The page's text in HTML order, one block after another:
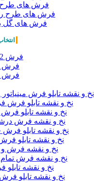
فرش های طرح
فرش های طرح
فرش های گل
فرش 12 متری
فرش 9 متری
فرش 6 متری
نخ و نقشه تابلو فرش مینیاتور
نخ و نقشه تابلو فرش
نخ و نقشه تابلو
نخ و نقشه فرش
نخ و نقشه تابلو فرش
نخ و نقشه تابلو
نخ و نقشه فرش و
نخ و نقشه فرش تمام
نخ و نقشه
نخ و نقشه تابلو